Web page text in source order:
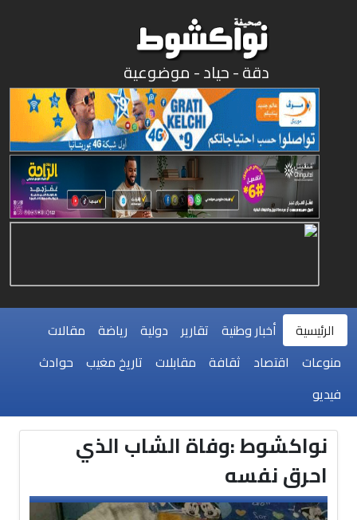
دقة - حياد - موضوعية
الرئيسية أخبار وطنية تقارير دولية رياضة مقالات
منوعات اقتصاد ثقافة مقابلات تاريخ مغيب حوادث
فيديو
نواكشوط :وفاة الشاب الذي
احرق نفسه